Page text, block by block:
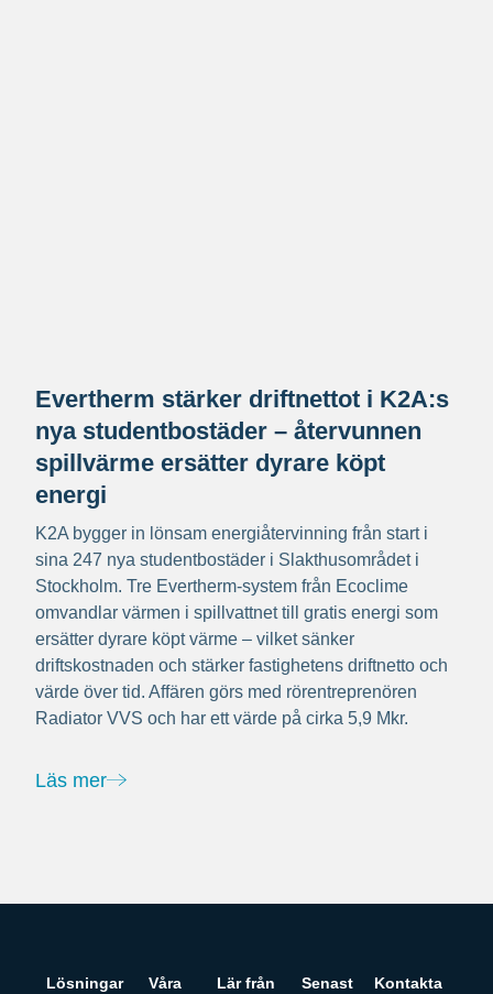
Evertherm stärker driftnettot i K2A:s
nya studentbostäder – återvunnen
spillvärme ersätter dyrare köpt
energi
K2A bygger in lönsam energiåtervinning från start i
sina 247 nya studentbostäder i Slakthusområdet i
Stockholm. Tre Evertherm-system från Ecoclime
omvandlar värmen i spillvattnet till gratis energi som
ersätter dyrare köpt värme – vilket sänker
driftskostnaden och stärker fastighetens driftnetto och
värde över tid. Affären görs med rörentreprenören
Radiator VVS och har ett värde på cirka 5,9 Mkr.
Läs mer
Lösningar
Våra
Lär från
Senast
Kontakta